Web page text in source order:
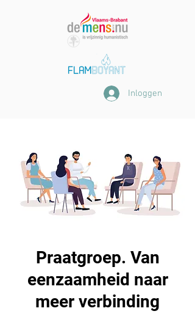
Inloggen
Praatgroep. Van
eenzaamheid naar
meer verbinding